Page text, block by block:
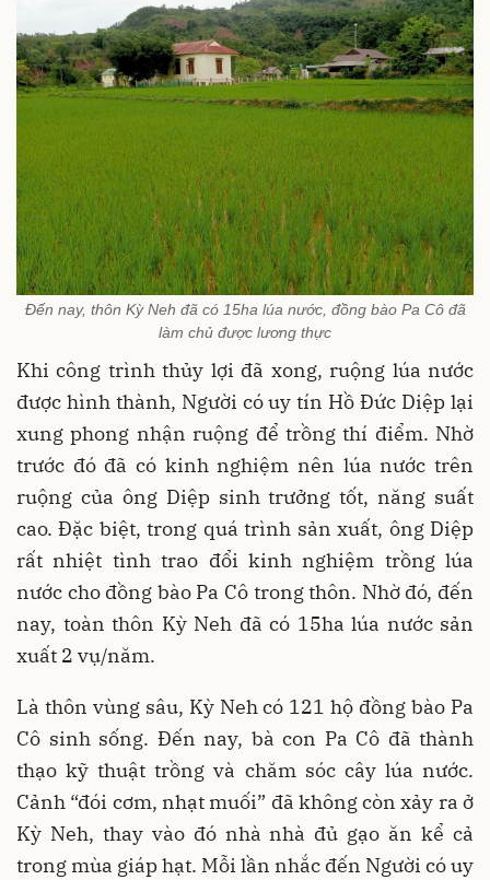
Đến nay, thôn Kỳ Neh đã có 15ha lúa nước, đồng bào Pa Cô đã
làm chủ được lương thực
Khi công trình thủy lợi đã xong, ruộng lúa nước
được hình thành, Người có uy tín Hồ Đức Diệp lại
xung phong nhận ruộng để trồng thí điểm. Nhờ
trước đó đã có kinh nghiệm nên lúa nước trên
ruộng của ông Diệp sinh trưởng tốt, năng suất
cao. Đặc biệt, trong quá trình sản xuất, ông Diệp
rất nhiệt tình trao đổi kinh nghiệm trồng lúa
nước cho đồng bào Pa Cô trong thôn. Nhờ đó, đến
nay, toàn thôn Kỳ Neh đã có 15ha lúa nước sản
xuất 2 vụ/năm.
Là thôn vùng sâu, Kỳ Neh có 121 hộ đồng bào Pa
Cô sinh sống. Đến nay, bà con Pa Cô đã thành
thạo kỹ thuật trồng và chăm sóc cây lúa nước.
Cảnh “đói cơm, nhạt muối” đã không còn xảy ra ở
Kỳ Neh, thay vào đó nhà nhà đủ gạo ăn kể cả
trong mùa giáp hạt. Mỗi lần nhắc đến Người có uy